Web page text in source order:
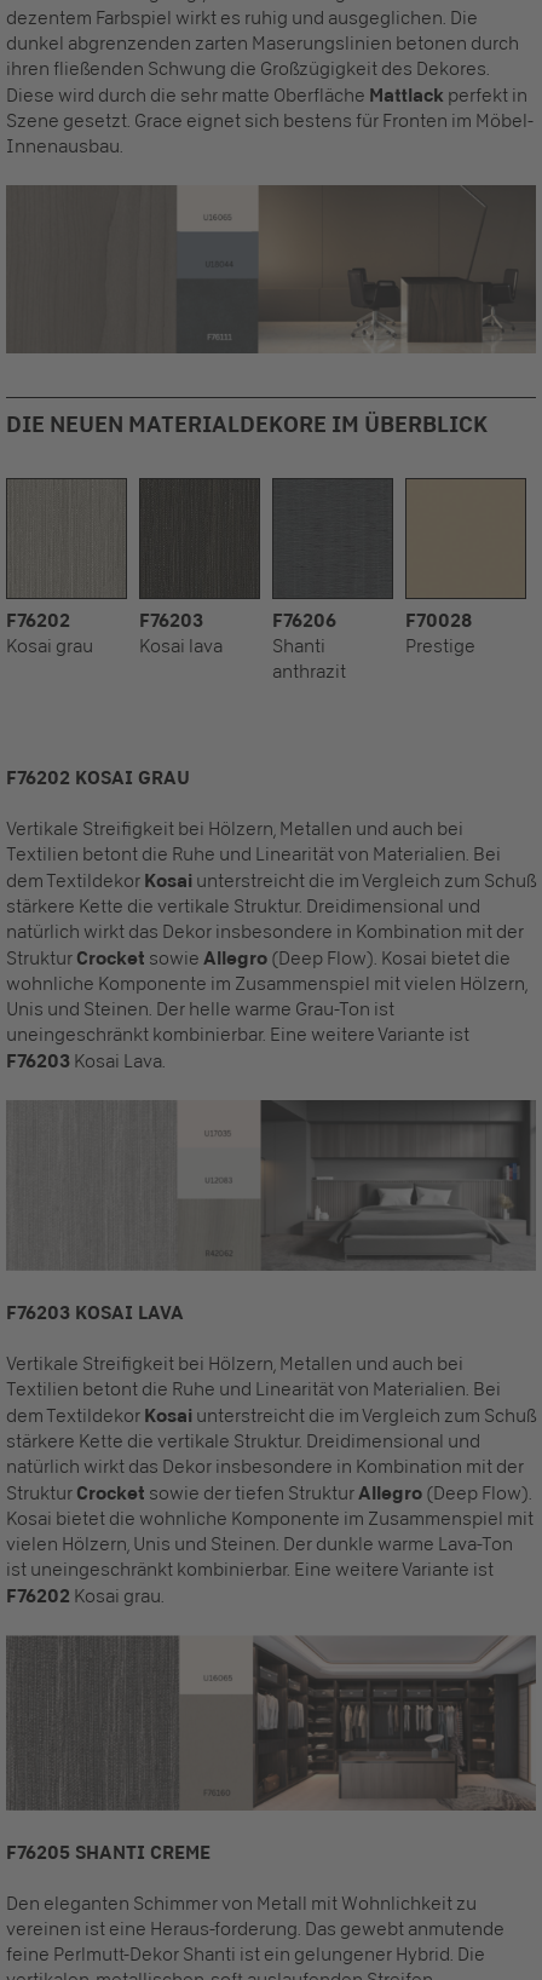
dezentem Farbspiel wirkt es ruhig und ausgeglichen. Die
dunkel abgrenzenden zarten Maserungslinien betonen durch
ihren fließenden Schwung die Großzügigkeit des Dekores.
Diese wird durch die sehr matte Oberfläche Mattlack perfekt in
Szene gesetzt. Grace eignet sich bestens für Fronten im Möbel-
Innenausbau.
DIE NEUEN MATERIALDEKORE IM ÜBERBLICK
F76202
Kosai grau
F76203
Kosai lava
F76206
Shanti
anthrazit
F70028
Prestige
F76202 KOSAI GRAU
Vertikale Streifigkeit bei Hölzern, Metallen und auch bei
Textilien betont die Ruhe und Linearität von Materialien. Bei
dem Textildekor Kosai unterstreicht die im Vergleich zum Schuß
stärkere Kette die vertikale Struktur. Dreidimensional und
natürlich wirkt das Dekor insbesondere in Kombination mit der
Struktur Crocket sowie Allegro (Deep Flow). Kosai bietet die
wohnliche Komponente im Zusammenspiel mit vielen Hölzern,
Unis und Steinen. Der helle warme Grau-Ton ist
uneingeschränkt kombinierbar. Eine weitere Variante ist
F76203 Kosai Lava.
F76203 KOSAI LAVA
Vertikale Streifigkeit bei Hölzern, Metallen und auch bei
Textilien betont die Ruhe und Linearität von Materialien. Bei
dem Textildekor Kosai unterstreicht die im Vergleich zum Schuß
stärkere Kette die vertikale Struktur. Dreidimensional und
natürlich wirkt das Dekor insbesondere in Kombination mit der
Struktur Crocket sowie der tiefen Struktur Allegro (Deep Flow).
Kosai bietet die wohnliche Komponente im Zusammenspiel mit
vielen Hölzern, Unis und Steinen. Der dunkle warme Lava-Ton
ist uneingeschränkt kombinierbar. Eine weitere Variante ist
F76202 Kosai grau.
F76205 SHANTI CREME
Den eleganten Schimmer von Metall mit Wohnlichkeit zu
vereinen ist eine Heraus-forderung. Das gewebt anmutende
feine Perlmutt-Dekor Shanti ist ein gelungener Hybrid. Die